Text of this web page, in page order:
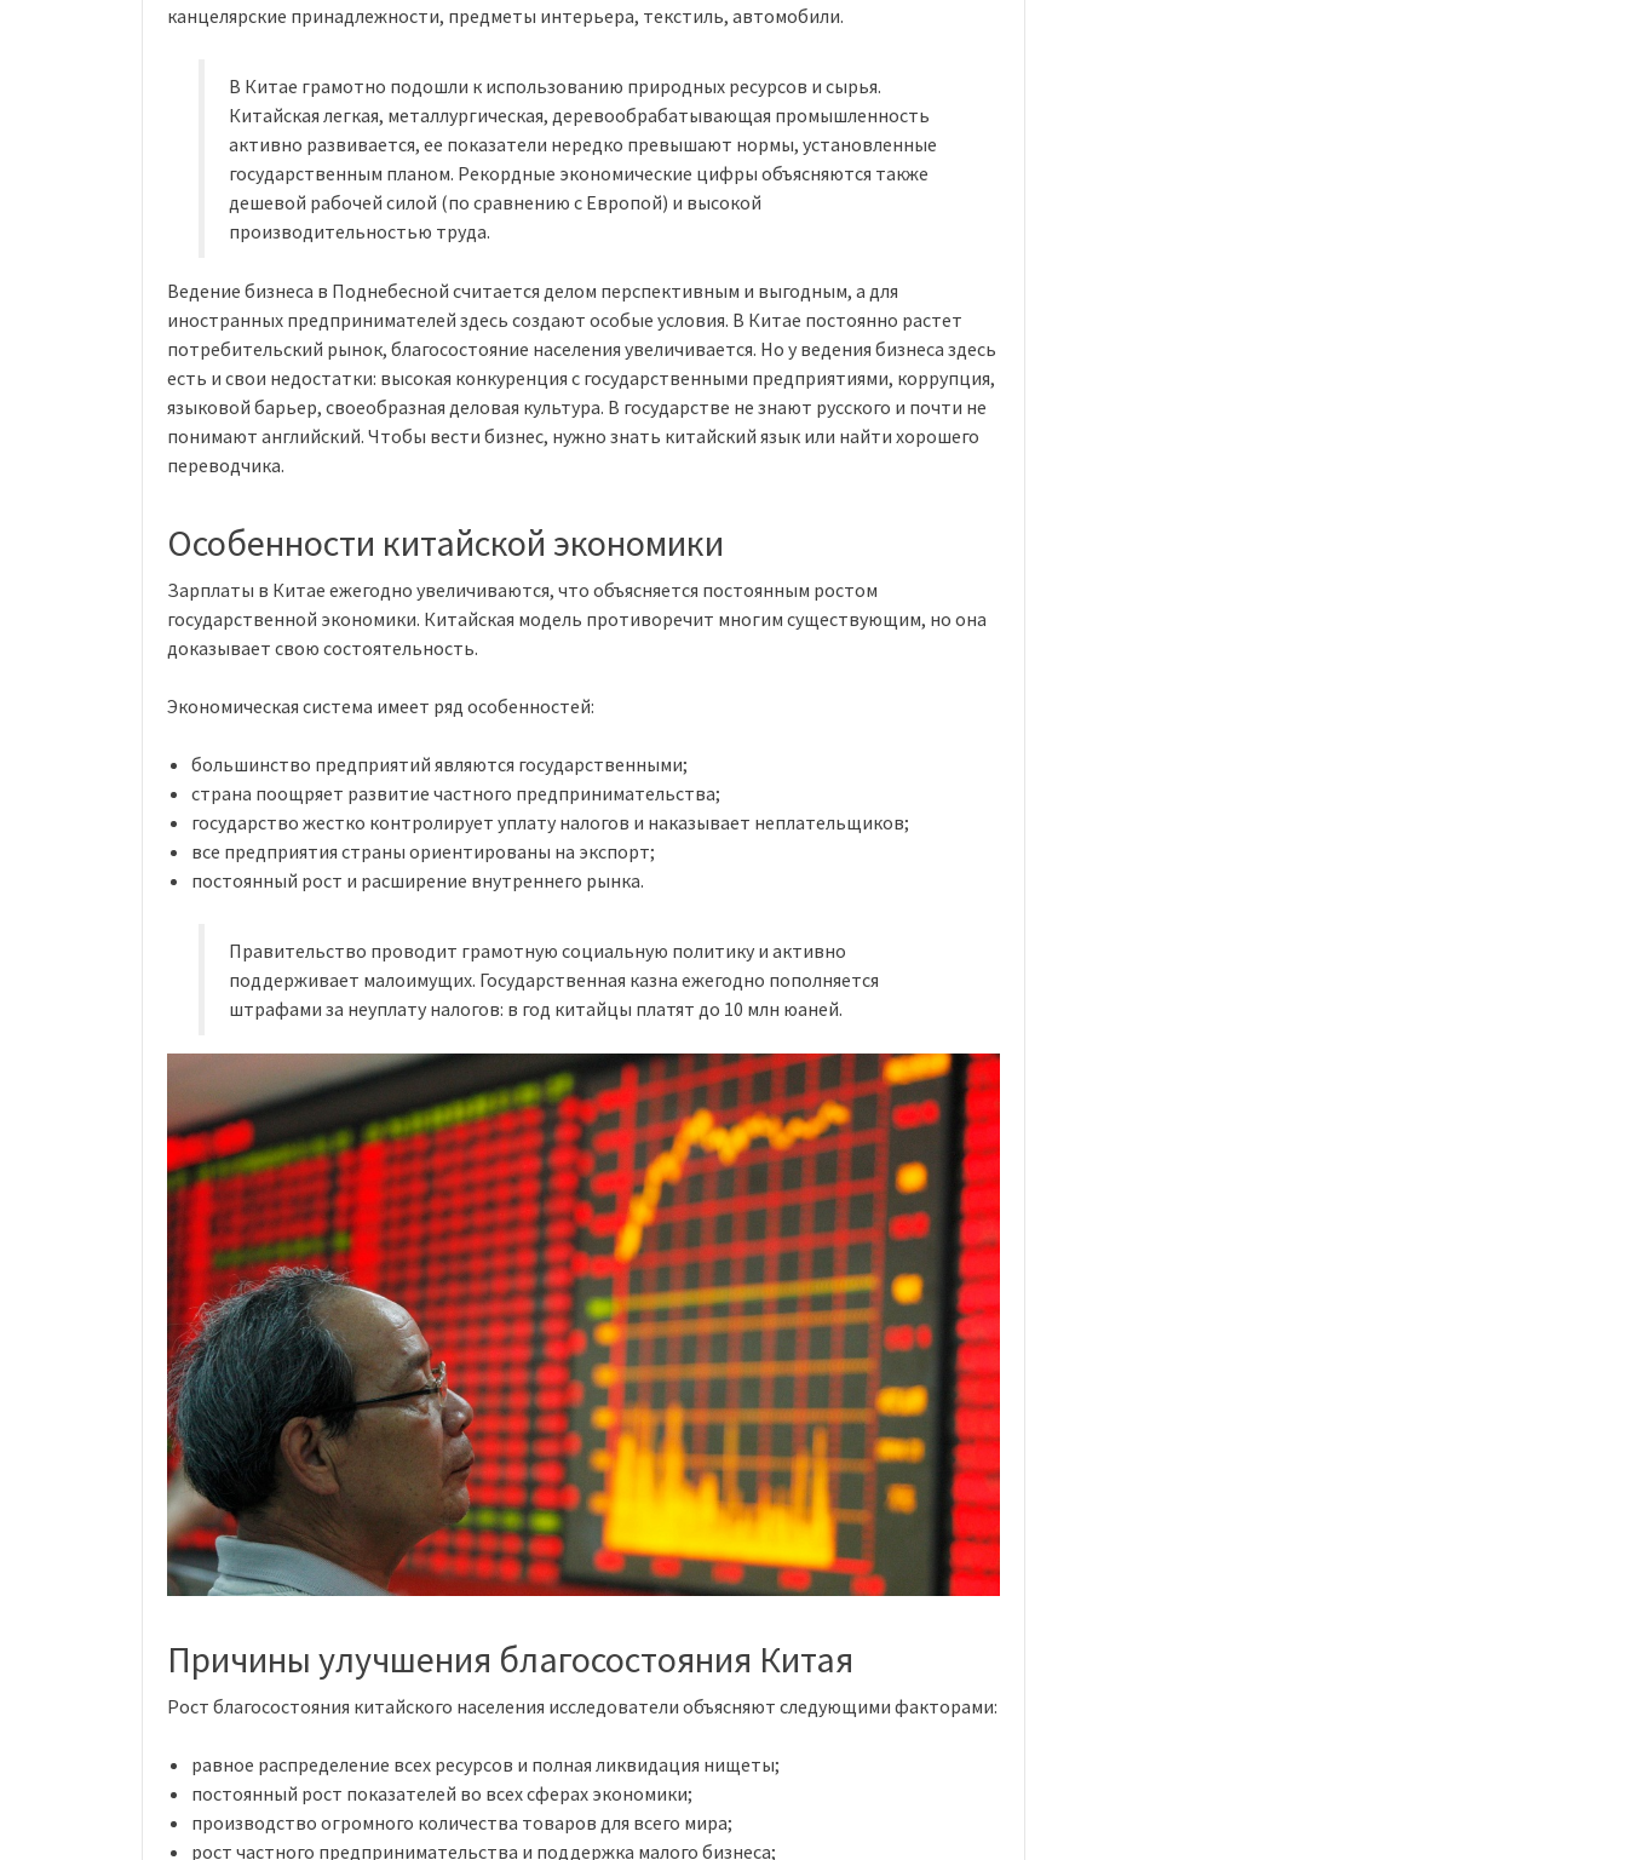
канцелярские принадлежности, предметы интерьера, текстиль, автомобили.
В Китае грамотно подошли к использованию природных ресурсов и сырья.
Китайская легкая, металлургическая, деревообрабатывающая промышленность
активно развивается, ее показатели нередко превышают нормы, установленные
государственным планом. Рекордные экономические цифры объясняются также
дешевой рабочей силой (по сравнению с Европой) и высокой
производительностью труда.
Ведение бизнеса в Поднебесной считается делом перспективным и выгодным, а для
иностранных предпринимателей здесь создают особые условия. В Китае постоянно растет
потребительский рынок, благосостояние населения увеличивается. Но у ведения бизнеса здесь
есть и свои недостатки: высокая конкуренция с государственными предприятиями, коррупция,
языковой барьер, своеобразная деловая культура. В государстве не знают русского и почти не
понимают английский. Чтобы вести бизнес, нужно знать китайский язык или найти хорошего
переводчика.
Особенности китайской экономики
Зарплаты в Китае ежегодно увеличиваются, что объясняется постоянным ростом
государственной экономики. Китайская модель противоречит многим существующим, но она
доказывает свою состоятельность.
Экономическая система имеет ряд особенностей:
большинство предприятий являются государственными;
страна поощряет развитие частного предпринимательства;
государство жестко контролирует уплату налогов и наказывает неплательщиков;
все предприятия страны ориентированы на экспорт;
постоянный рост и расширение внутреннего рынка.
Правительство проводит грамотную социальную политику и активно
поддерживает малоимущих. Государственная казна ежегодно пополняется
штрафами за неуплату налогов: в год китайцы платят до 10 млн юаней.
Причины улучшения благосостояния Китая
Рост благосостояния китайского населения исследователи объясняют следующими факторами:
равное распределение всех ресурсов и полная ликвидация нищеты;
постоянный рост показателей во всех сферах экономики;
производство огромного количества товаров для всего мира;
рост частного предпринимательства и поддержка малого бизнеса;